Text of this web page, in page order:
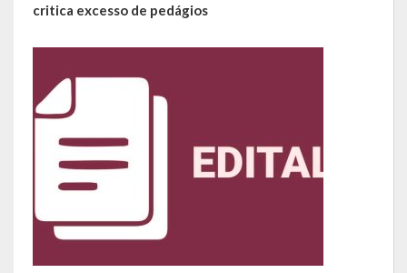
Serviços Oferecidos pela Secretaria de Saúde
Legislação
ATOS NORMATIVOS
LEIS ORDINÁRIAS
LEIS COMPLEMENTARES
DECRETOS
critica excesso de pedágios